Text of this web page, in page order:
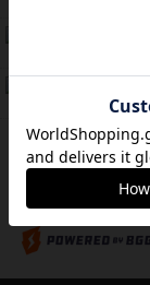
スーパース
紹介文なし
※Apple、Apple のロゴ は
※App Store は、Apple
※Android は、グーグル イ
※Google Play とそのロゴ